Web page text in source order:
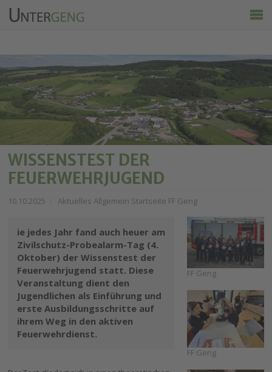
Ortsinfo
Kalender
Wirtschaft & Tourismus
WISSENSTEST DER
FEUERWEHRJUGEND
10.10.2025 Aktuelles Allgemein Startseite FF Geng
ie jedes Jahr fand auch heuer am
Zivilschutz-Probealarm-Tag (4.
Oktober) der Wissenstest der
Feuerwehrjugend statt. Diese
Veranstaltung dient den
Jugendlichen als Einführung und
erste Ausbildungsschritte auf
ihrem Weg in den aktiven
Feuerwehrdienst.
FF Geng
FF Geng